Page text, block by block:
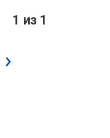
1 из 1